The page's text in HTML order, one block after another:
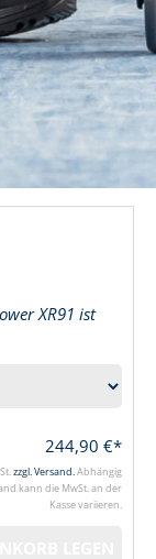
XR91 ist
244,90 €*
zzgl. Versand.Abhängig
kann die MwSt. an der
Kasse variieren.